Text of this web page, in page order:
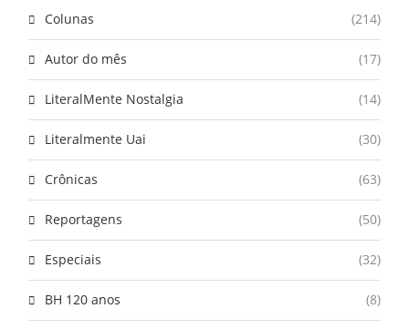
Colunas (214)
Autor do mês (17)
LiteralMente Nostalgia (14)
Literalmente Uai (30)
Crônicas (63)
Reportagens (50)
Especiais (32)
BH 120 anos (8)